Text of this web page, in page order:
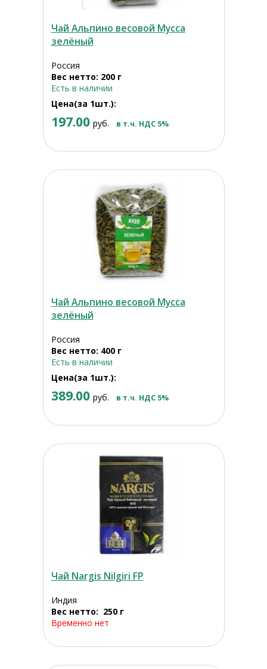
Чай Альпино весовой Мусса
зелёный
Россия
Вес нетто: 200 г
Есть в наличии
Цена(за 1шт.):
197.00 руб. в т.ч. НДС 5%
Чай Альпино весовой Мусса
зелёный
Россия
Вес нетто: 400 г
Есть в наличии
Цена(за 1шт.):
389.00 руб. в т.ч. НДС 5%
Чай Nargis Nilgiri FP
Индия
Вес нетто: 250 г
Временно нет